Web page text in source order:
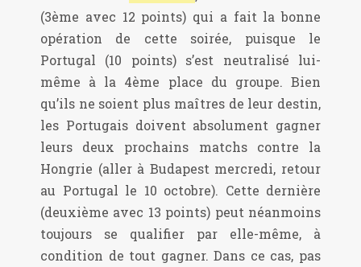
(3ème avec 12 points) qui a fait la bonne
opération de cette soirée, puisque le
Portugal (10 points) s’est neutralisé lui-
même à la 4ème place du groupe. Bien
qu’ils ne soient plus maîtres de leur destin,
les Portugais doivent absolument gagner
leurs deux prochains matchs contre la
Hongrie (aller à Budapest mercredi, retour
au Portugal le 10 octobre). Cette dernière
(deuxième avec 13 points) peut néanmoins
toujours se qualifier par elle-même, à
condition de tout gagner. Dans ce cas, pas